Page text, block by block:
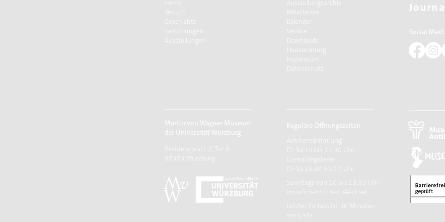
Home
Geschichte
Sammlungen
Ausstellungen
Ausstellungsarchiv
Mitarbeiter
Kalender
Downloads
Hausordnung
Datenschutz
Social
Martin von Wagner Museum
der Universität Würzburg
Residenzplatz 2, Tor A
97070 Würzburg
Reguläre Öffnungszeiten
Antikensammlung
Gemäldegalerie
Sonntags von 10 bis 13.30 Uhr
im wöchentlichen Wechsel
​Letzter Einlass ist 30 Minuten